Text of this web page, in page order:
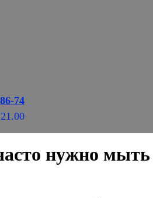
74
нужно мыть